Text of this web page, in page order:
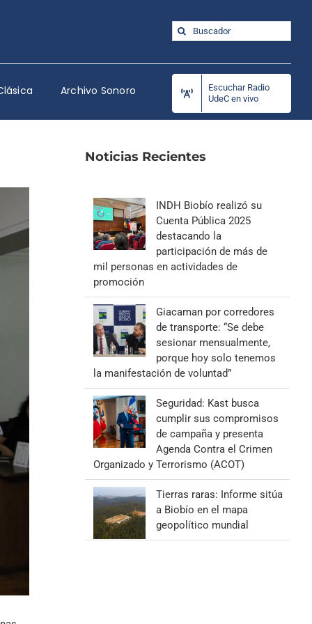
Buscar:
Archivo Sonoro
Escuchar Radio
UdeC en vivo
Noticias Recientes
INDH Biobío realizó su
Cuenta Pública 2025
destacando la
participación de más de
mil personas en actividades de
promoción
Giacaman por corredores
de transporte: “Se debe
sesionar mensualmente,
porque hoy solo tenemos
la manifestación de voluntad”
Seguridad: Kast busca
cumplir sus compromisos
de campaña y presenta
Agenda Contra el Crimen
Organizado y Terrorismo (ACOT)
Tierras raras: Informe sitúa
a Biobío en el mapa
geopolítico mundial